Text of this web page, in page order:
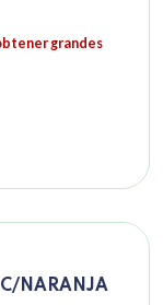
grandes
C/NARANJA